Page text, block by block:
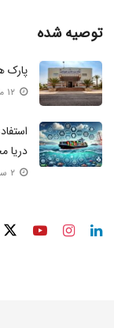
توصیه شده
پارک
دریا